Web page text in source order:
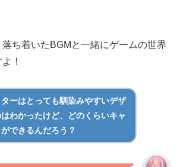
ち着いたBGMと一緒にゲームの世界
！
ーはとっても馴染みやすいデザ
わかったけど、どのくらいキャ
できるんだろう？